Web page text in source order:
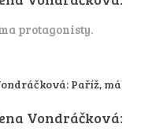
protagonisty.
Vondráčková: